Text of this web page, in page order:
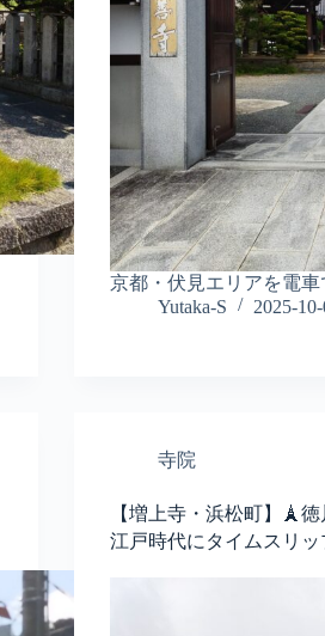
京都・伏見エリアを電
Yutaka-S
2025-
寺院
【増上寺・浜松町】🗼
江戸時代にタイムスリ